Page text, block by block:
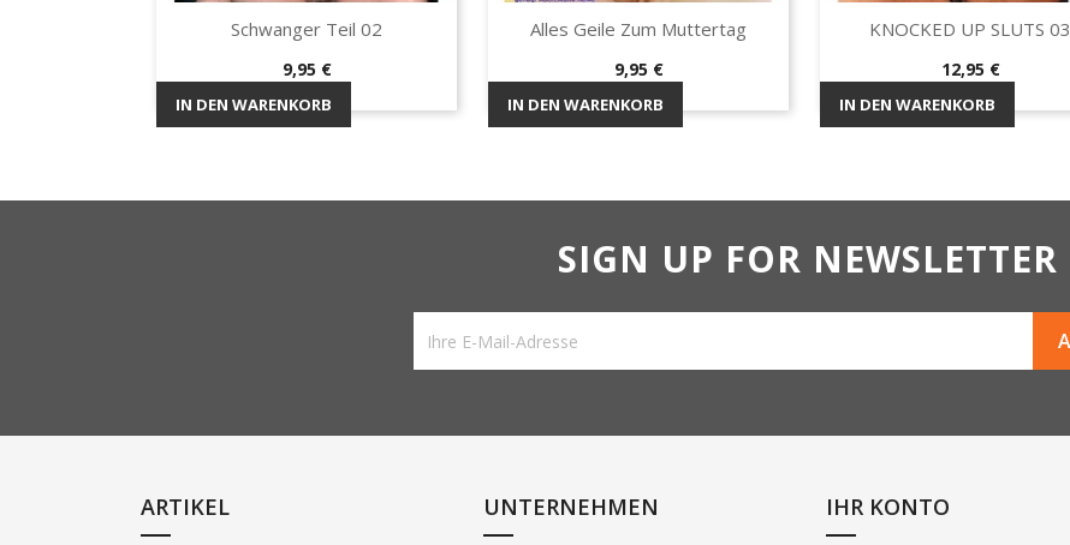
Vorschau
Schwanger Teil 02
Preis
9,95 €
IN DEN WARENKORB
Vorschau
Alles Geile Zum Muttertag
Preis
9,95 €
IN DEN WARENKORB
Vorschau
KNOCKED UP SLUTS 03
Preis
12,95 €
IN DEN WARENKORB
SIGN UP FOR NEWSLETTER
ARTIKEL UNTERNEHMEN IHR KONTO